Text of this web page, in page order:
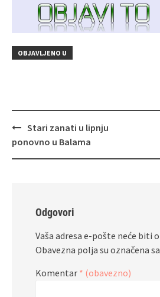
OBJAVLJENO U
Navigacija
objava
Stari zanati u lipnju
ponovno u Balama
Odgovori
Vaša adresa e-pošte neće biti
Obavezna polja su označena sa
Komentar * (obavezno)